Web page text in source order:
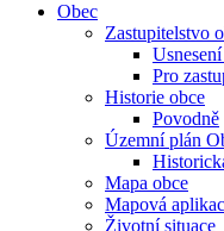
Obec
Zastupitelstvo
Pro
Historie obce
Povodně
Územní plán
Mapa obce
Mapová
Životní situace